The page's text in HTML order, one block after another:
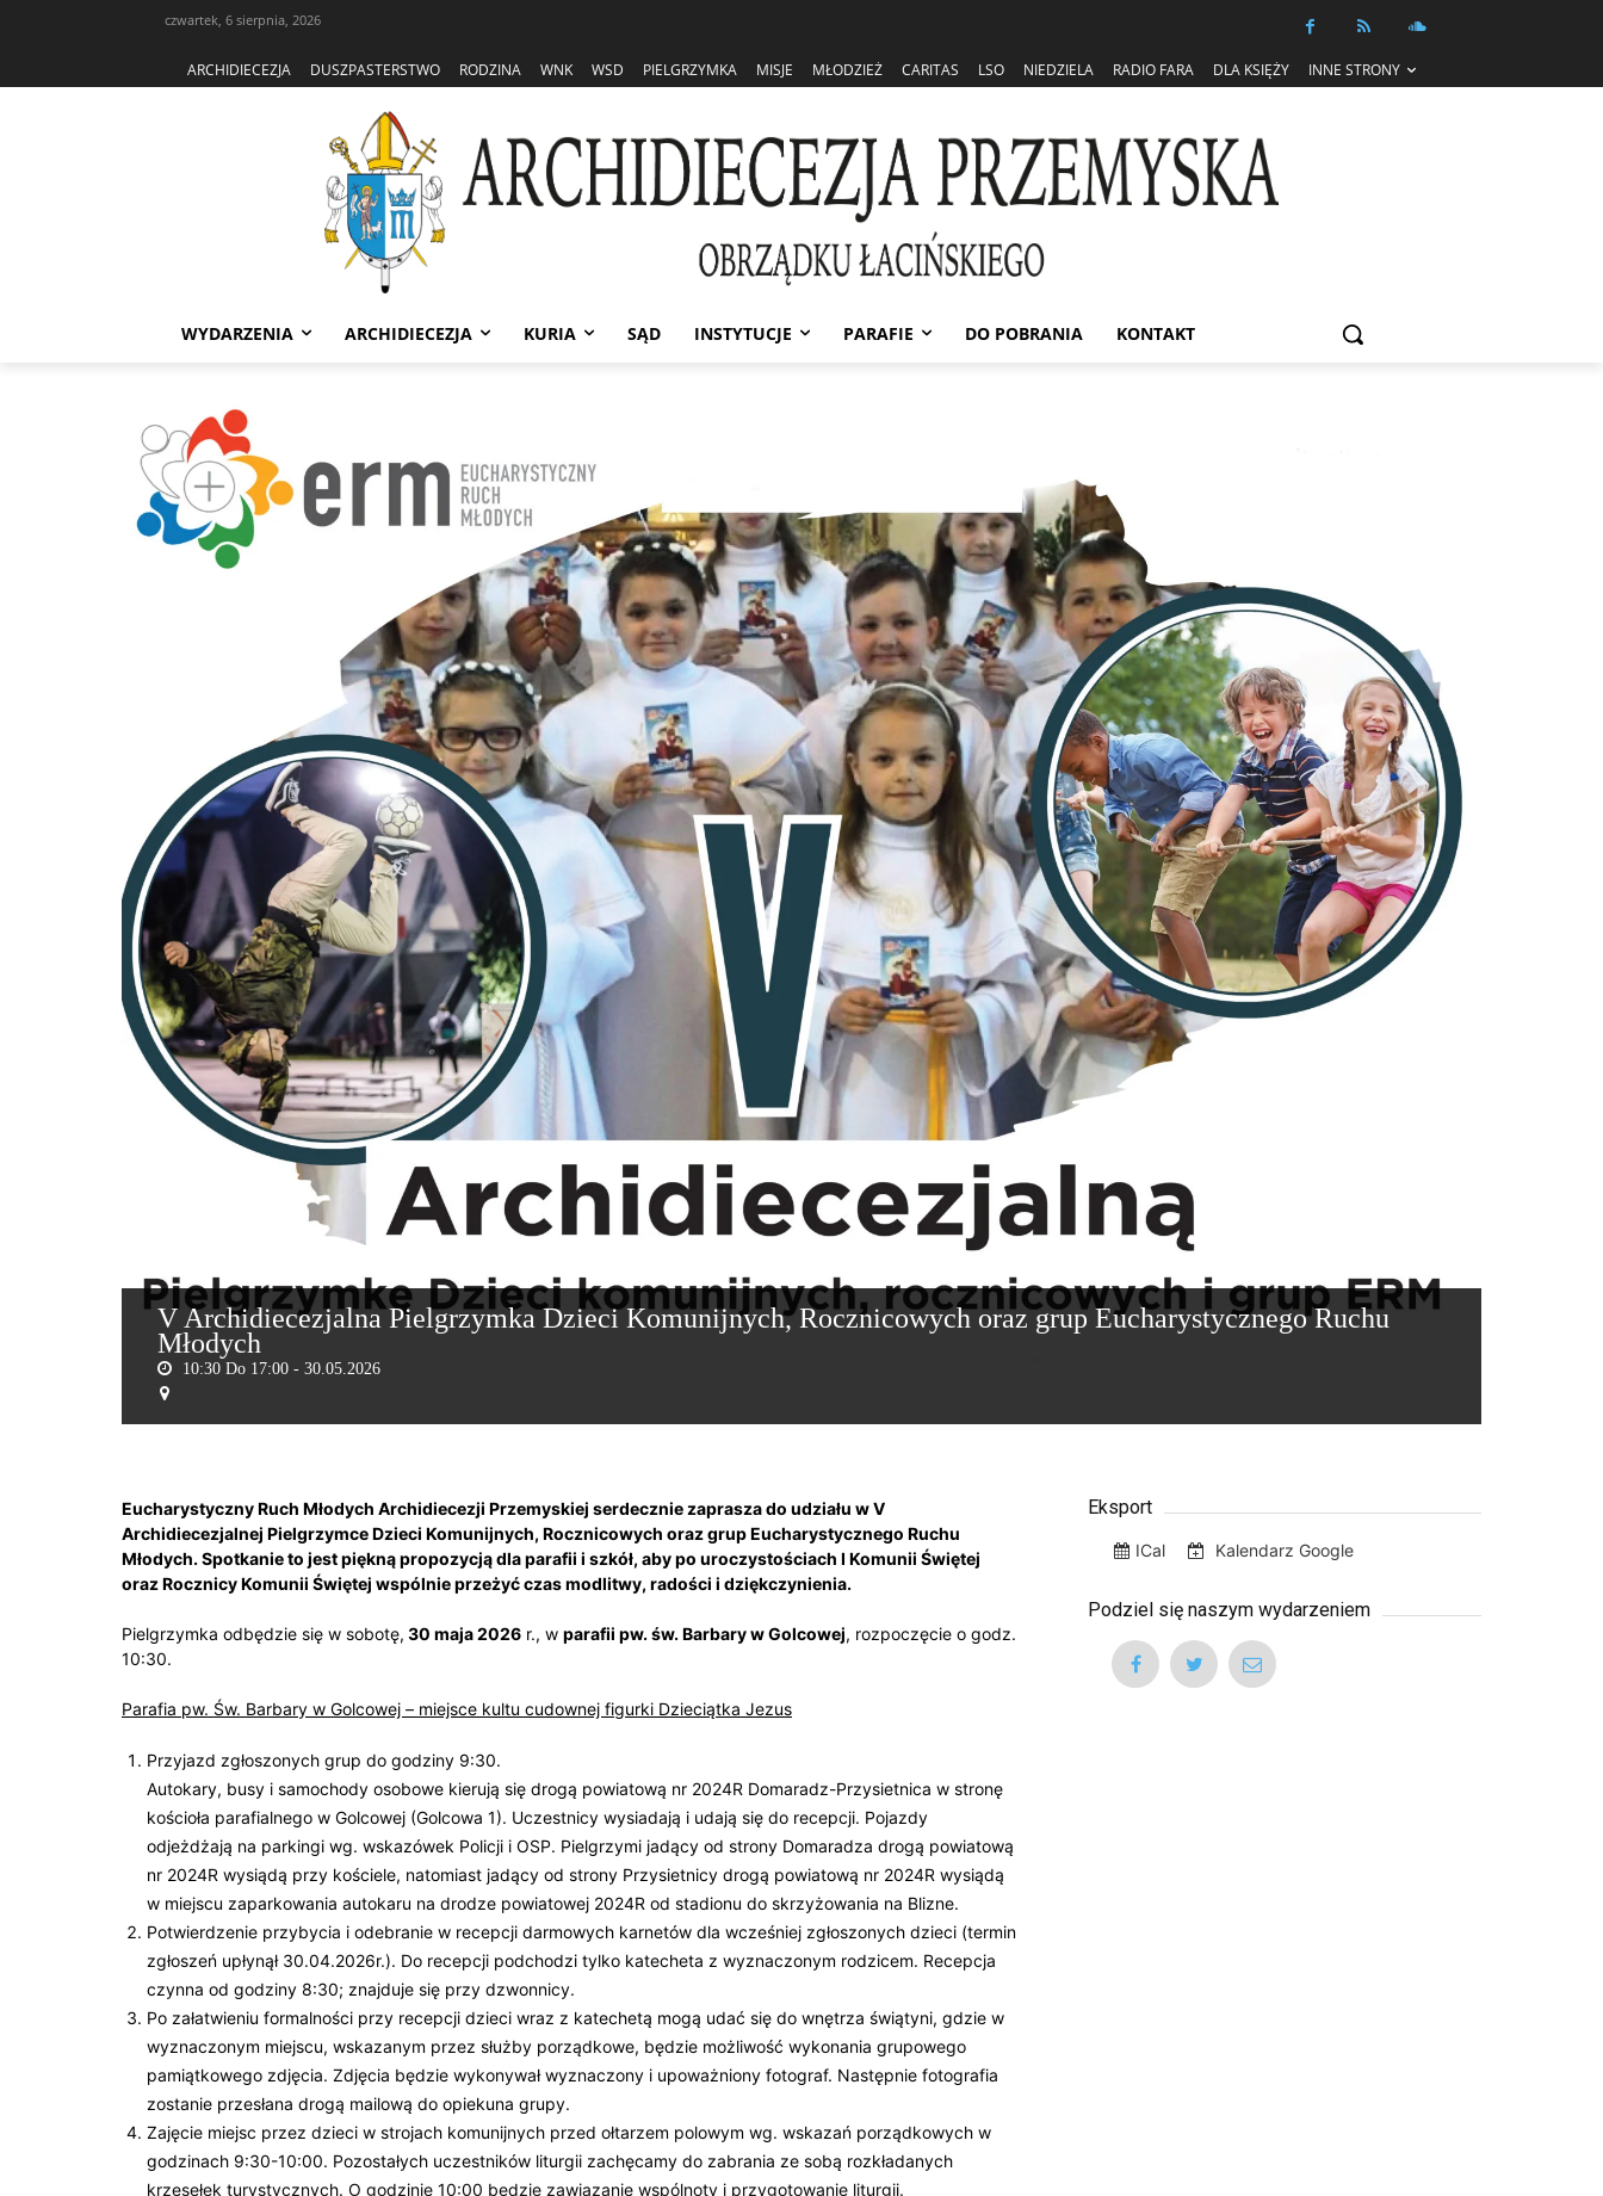
czwartek, 6 sierpnia, 2026
ARCHIDIECEZJA DUSZPASTERSTWO RODZINA WNK WSD PIELGRZYMKA MISJE MŁODZIEŻ CARITAS LSO NIEDZIELA RADIO FARA DLA KSIĘŻY INNE STRONY
WYDARZENIA ARCHIDIECEZJA KURIA SĄD INSTYTUCJE PARAFIE DO POBRANIA KONTAKT
V Archidiecezjalna Pielgrzymka Dzieci Komunijnych, Rocznicowych oraz grup Eucharystycznego Ruchu
Młodych
10:30 Do 17:00 - 30.05.2026
Eucharystyczny Ruch Młodych Archidiecezji Przemyskiej serdecznie zaprasza do udziału w V
Archidiecezjalnej Pielgrzymce Dzieci Komunijnych, Rocznicowych oraz grup Eucharystycznego Ruchu
Młodych. Spotkanie to jest piękną propozycją dla parafii i szkół, aby po uroczystościach I Komunii Świętej
oraz Rocznicy Komunii Świętej wspólnie przeżyć czas modlitwy, radości i dziękczynienia.
Pielgrzymka odbędzie się w sobotę, 30 maja 2026 r., w parafii pw. św. Barbary w Golcowej, rozpoczęcie o godz.
10:30.
Parafia pw. Św. Barbary w Golcowej – miejsce kultu cudownej figurki Dzieciątka Jezus
Przyjazd zgłoszonych grup do godziny 9:30.
Autokary, busy i samochody osobowe kierują się drogą powiatową nr 2024R Domaradz-Przysietnica w stronę
kościoła parafialnego w Golcowej (Golcowa 1). Uczestnicy wysiadają i udają się do recepcji. Pojazdy
odjeżdżają na parkingi wg. wskazówek Policji i OSP. Pielgrzymi jadący od strony Domaradza drogą powiatową
nr 2024R wysiądą przy kościele, natomiast jadący od strony Przysietnicy drogą powiatową nr 2024R wysiądą
w miejscu zaparkowania autokaru na drodze powiatowej 2024R od stadionu do skrzyżowania na Blizne.
Potwierdzenie przybycia i odebranie w recepcji darmowych karnetów dla wcześniej zgłoszonych dzieci (termin
zgłoszeń upłynął 30.04.2026r.). Do recepcji podchodzi tylko katecheta z wyznaczonym rodzicem. Recepcja
czynna od godziny 8:30; znajduje się przy dzwonnicy.
Po załatwieniu formalności przy recepcji dzieci wraz z katechetą mogą udać się do wnętrza świątyni, gdzie w
wyznaczonym miejscu, wskazanym przez służby porządkowe, będzie możliwość wykonania grupowego
pamiątkowego zdjęcia. Zdjęcia będzie wykonywał wyznaczony i upoważniony fotograf. Następnie fotografia
zostanie przesłana drogą mailową do opiekuna grupy.
Zajęcie miejsc przez dzieci w strojach komunijnych przed ołtarzem polowym wg. wskazań porządkowych w
godzinach 9:30-10:00. Pozostałych uczestników liturgii zachęcamy do zabrania ze sobą rozkładanych
krzesełek turystycznych. O godzinie 10:00 będzie zawiązanie wspólnoty i przygotowanie liturgii.
Eksport
ICal Kalendarz Google
Podziel się naszym wydarzeniem